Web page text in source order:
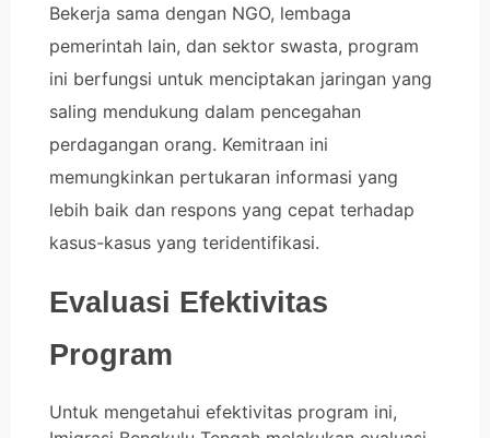
Bekerja sama dengan NGO, lembaga
pemerintah lain, dan sektor swasta, program
ini berfungsi untuk menciptakan jaringan yang
saling mendukung dalam pencegahan
perdagangan orang. Kemitraan ini
memungkinkan pertukaran informasi yang
lebih baik dan respons yang cepat terhadap
kasus-kasus yang teridentifikasi.
Evaluasi Efektivitas
Program
Untuk mengetahui efektivitas program ini,